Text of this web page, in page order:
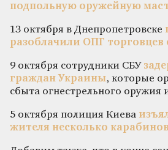
подпольную оружейную
13 октября в Днепропетровске
разоблачили ОПГ
9 октября сотрудники СБУ
граждан Украины, которые
сбыта огнестрельного оружия
5 октября полиция Киева
жителя несколько